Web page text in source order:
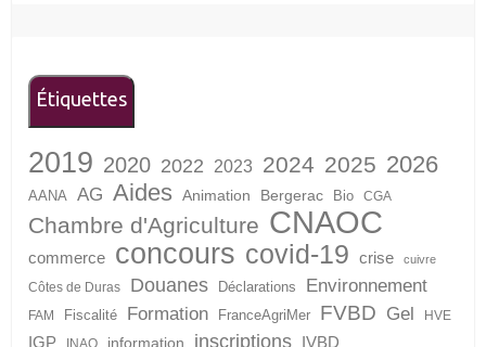
Étiquettes
2019 2020 2022 2023 2024 2025 2026
AANA AG Aides Animation Bergerac Bio CGA
Chambre d'Agriculture CNAOC
commerce concours covid-19 crise cuivre
Côtes de Duras Douanes Déclarations Environnement
FAM Fiscalité Formation FranceAgriMer FVBD Gel HVE
IGP INAO information inscriptions IVBD